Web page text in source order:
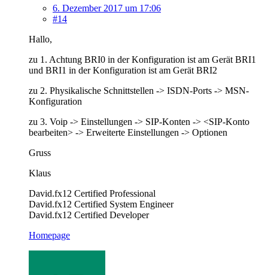
6. Dezember 2017 um 17:06
#14
Hallo,
zu 1. Achtung BRI0 in der Konfiguration ist am Gerät BRI1
und BRI1 in der Konfiguration ist am Gerät BRI2
zu 2. Physikalische Schnittstellen -> ISDN-Ports -> MSN-
Konfiguration
zu 3. Voip -> Einstellungen -> SIP-Konten -> <SIP-Konto
bearbeiten> -> Erweiterte Einstellungen -> Optionen
Gruss
Klaus
David.fx12 Certified Professional
David.fx12 Certified System Engineer
David.fx12 Certified Developer
Homepage